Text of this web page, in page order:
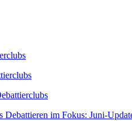
Debattieren im Fokus: Juni-